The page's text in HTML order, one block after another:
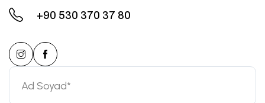
+90 530 370 37 80